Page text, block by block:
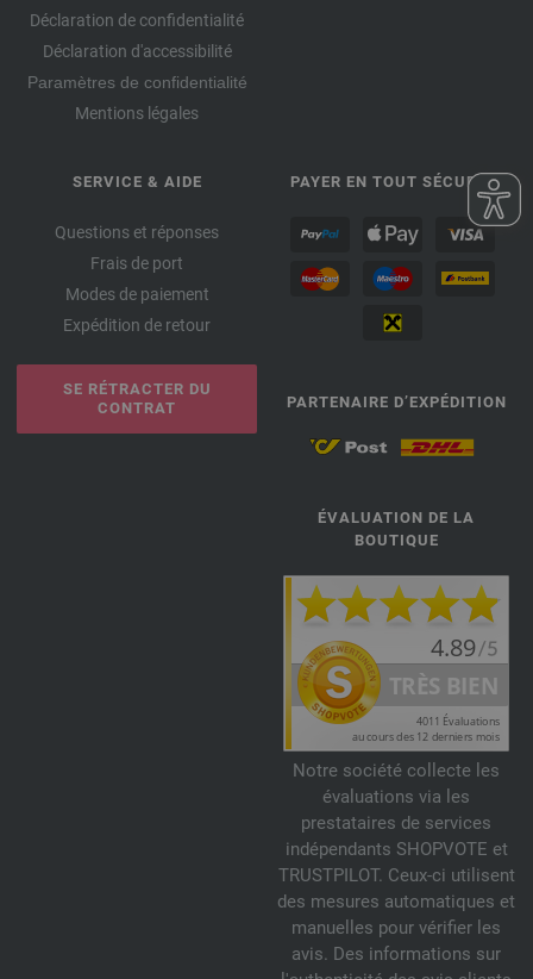
Déclaration de confidentialité
Déclaration d'accessibilité
Paramètres de confidentialité
Mentions légales
SERVICE & AIDE
Questions et réponses
Frais de port
Modes de paiement
Expédition de retour
SE RÉTRACTER DU
CONTRAT
PAYER EN TOUT SÉCURITÉ
PARTENAIRE D’EXPÉDITION
ÉVALUATION DE LA
BOUTIQUE
Notre société collecte les
évaluations via les
prestataires de services
indépendants SHOPVOTE et
TRUSTPILOT. Ceux-ci utilisent
des mesures automatiques et
manuelles pour vérifier les
avis. Des informations sur